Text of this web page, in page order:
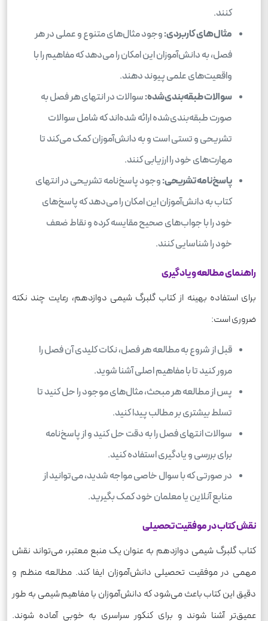
کنند.
مثال‌های کاربردی:وجود مثال‌های متنوع و عملی در هر
فصل، به دانش‌آموزان این امکان را می‌دهد که مفاهیم را با
واقعیت‌های علمی پیوند دهند.
سوالات طبقه‌بندی‌شده:سوالات در انتهای هر فصل به
صورت طبقه‌بندی‌شده ارائه شده‌اند که شامل سوالات
تشریحی و تستی است و به دانش‌آموزان کمک می‌کند تا
مهارت‌های خود را ارزیابی کنند.
پاسخ‌نامه تشریحی:وجود پاسخ‌نامه تشریحی در انتهای
کتاب به دانش‌آموزان این امکان را می‌دهد که پاسخ‌های
خود را با جواب‌های صحیح مقایسه کرده و نقاط ضعف
خود را شناسایی کنند.
راهنمای مطالعه و یادگیری
برای استفاده بهینه از کتاب گلبرگ شیمی دوازدهم، رعایت چند نکته
ضروری است:
قبل از شروع به مطالعه هر فصل، نکات کلیدی آن فصل را
مرور کنید تا با مفاهیم اصلی آشنا شوید.
پس از مطالعه هر مبحث، مثال‌های موجود را حل کنید تا
تسلط بیشتری بر مطالب پیدا کنید.
سوالات انتهای فصل را به دقت حل کنید و از پاسخ‌نامه
برای بررسی و یادگیری استفاده کنید.
در صورتی که با سوال خاصی مواجه شدید، می‌توانید از
منابع آنلاین یا معلمان خود کمک بگیرید.
نقش کتاب در موفقیت تحصیلی
کتاب گلبرگ شیمی دوازدهم به عنوان یک منبع معتبر، می‌تواند نقش
مهمی در موفقیت تحصیلی دانش‌آموزان ایفا کند. مطالعه منظم و
دقیق این کتاب باعث می‌شود که دانش‌آموزان با مفاهیم شیمی به طور
عمیق‌تر آشنا شوند و برای کنکور سراسری به خوبی آماده شوند.